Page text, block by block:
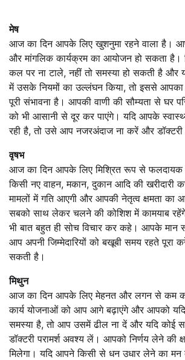
मेष
आज का दिन आपके लिए खुशनुमा रहने वाला है।
और मांगलिक कार्यक्रम का आयोजन हो सकता है।
कल पर ना टाले, नहीं तो समस्या हो सकती है और
में उसके नियमों का उल्लंघन किया, तो इससे
पूरी संभावना है। आपकी वाणी की सौम्यता से घर
को भी आसानी से दूर कर पाएंगे। यदि आपके
रही है, तो उसे आप नजरअंदाज ना करें और डॉक्टरी
वृषभ
आज का दिन आपके लिए मिश्रित रूप से फलदायक
किसी नए वाहन, मकान, दुकान आदि की खरीदारी
मामलों में गति आएगी और आपकी नेतृत्व क्षमता का
सबको साथ लेकर चलने की कोशिश में कामयाब
भी बात बहुत ही सोच विचार कर कहे। आपके मान
आप अपनी जिम्मेदारियों को बखूबी समय रहते पूरा
सकती है।
मिथुन
आज का दिन आपके लिए मेहनत और लगन से कम
कार्य योजनाओं को आप आगे बढ़ाएंगे और आपको
समस्या है, तो आप उसमें ढील ना दें और यदि कोई
डॉक्टरी परामर्श अवश्य लें। आपको निर्णय लेने की
मिलेगा। यदि आपने किसी से धन उधार लेने का मन